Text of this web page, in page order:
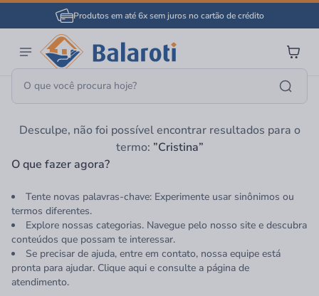
Produtos em até 6x sem juros no cartão de crédito
Página Inicial Cristina
Desculpe, não foi possível encontrar resultados para o
termo: ”Cristina”
O que fazer agora?
Tente novas palavras-chave: Experimente usar sinônimos ou
termos diferentes.
Explore nossas categorias. Navegue pelo nosso site e descubra
conteúdos que possam te interessar.
Se precisar de ajuda, entre em contato, nossa equipe está
pronta para ajudar. Clique aqui e consulte a página de
atendimento.